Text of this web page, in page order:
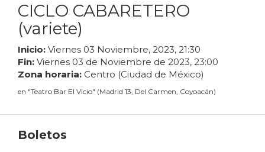
CICLO CABARETERO
(variete)
Inicio: Viernes 03 Noviembre, 2023, 21:30
Fin: Viernes 03 de Noviembre de 2023, 23:00
Zona horaria: Centro (Ciudad de México)
en "Teatro Bar El Vicio" (Madrid 13, Del Carmen, Coyoacán)
Boletos